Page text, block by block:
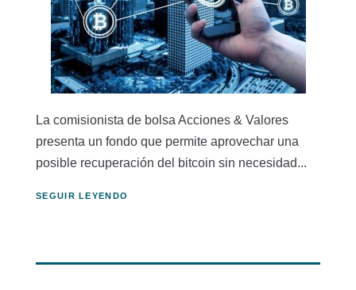
La comisionista de bolsa Acciones & Valores
presenta un fondo que permite aprovechar una
posible recuperación del bitcoin sin necesidad...
SEGUIR LEYENDO